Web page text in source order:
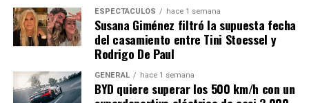
“Los distresores pueden terminar incidiendo en el éxito
del tratamiento porqueno es lo mismo afrontarlo con
depresión que adaptativamente”, dijo.
Una necesidad que aparece recurrentemente en las
consultas es la necesidad de herramientas paralidiar
ESPECTÁCULOS hace 1 semana
Susana Giménez filtró la supuesta fecha
del casamiento entre Tini Stoessel y
Rodrigo De Paul
GENERAL hace 1 semana
BYD quiere superar los 500 km/h con un